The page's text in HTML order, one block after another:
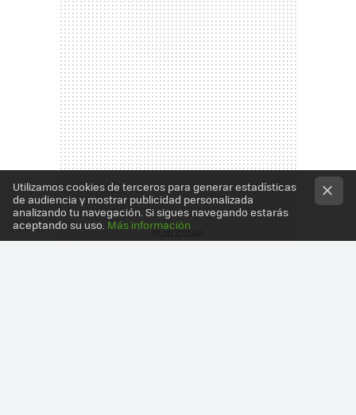
Utilizamos cookies de terceros para generar estadísticas
de audiencia y mostrar publicidad personalizada
analizando tu navegación. Si sigues navegando estarás
aceptando su uso. Más información